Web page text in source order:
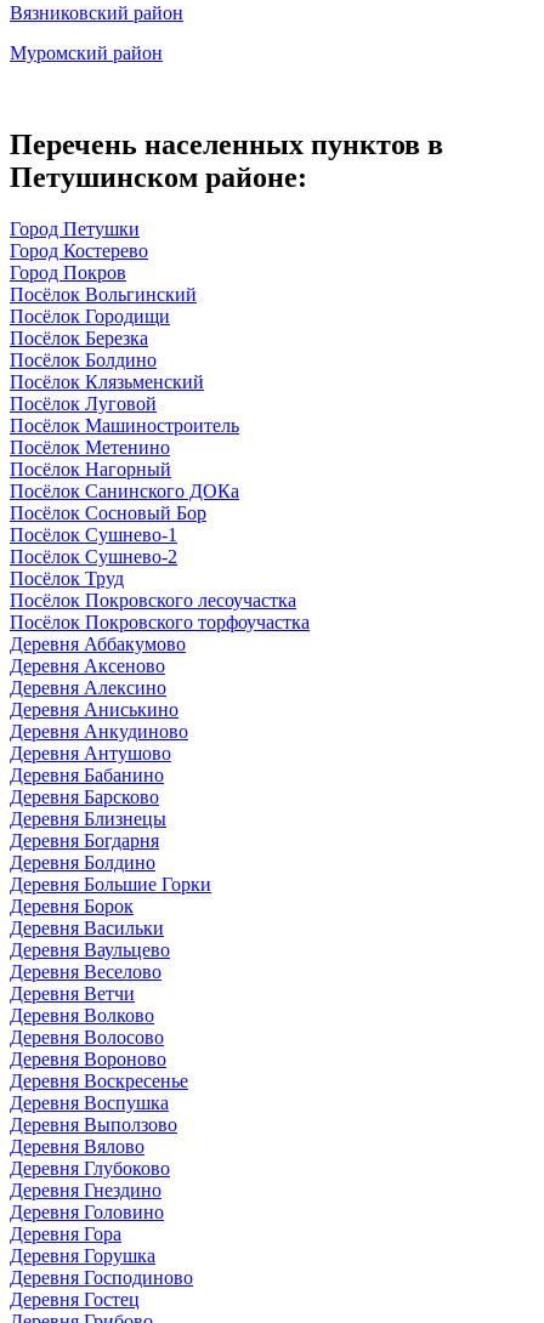
Вязниковский район
Муромский район
Перечень населенных пунктов в
Петушинском районе:
Город Петушки
Город Костерево
Город Покров
Посёлок Вольгинский
Посёлок Городищи
Посёлок Березка
Посёлок Болдино
Посёлок Клязьменский
Посёлок Луговой
Посёлок Машиностроитель
Посёлок Метенино
Посёлок Нагорный
Посёлок Санинского ДОКа
Посёлок Сосновый Бор
Посёлок Сушнево-1
Посёлок Сушнево-2
Посёлок Труд
Посёлок Покровского лесоучастка
Посёлок Покровского торфоучастка
Деревня Аббакумово
Деревня Аксеново
Деревня Алексино
Деревня Аниськино
Деревня Анкудиново
Деревня Антушово
Деревня Бабанино
Деревня Барсково
Деревня Близнецы
Деревня Богдарня
Деревня Болдино
Деревня Большие Горки
Деревня Борок
Деревня Васильки
Деревня Ваульцево
Деревня Веселово
Деревня Ветчи
Деревня Волково
Деревня Волосово
Деревня Вороново
Деревня Воскресенье
Деревня Воспушка
Деревня Выползово
Деревня Вялово
Деревня Глубоково
Деревня Гнездино
Деревня Головино
Деревня Гора
Деревня Горушка
Деревня Господиново
Деревня Гостец